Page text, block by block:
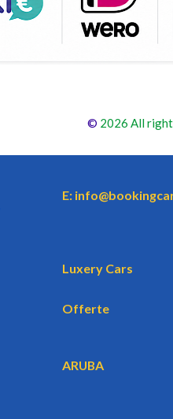
© 2026 All
E:
Luxery Cars
Offerte
ARUBA